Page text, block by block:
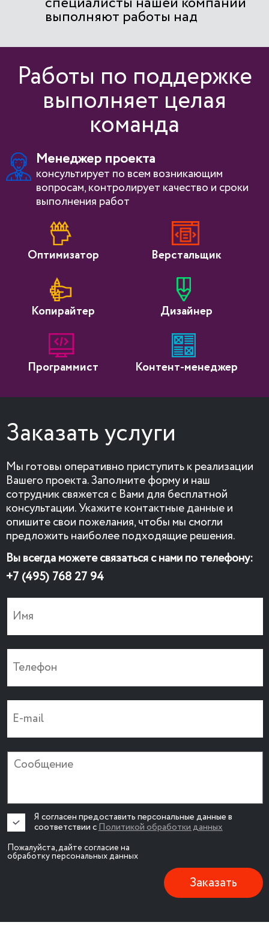
выполняют работы над
проектом, тестируют и сдают
готовую работу
Работы по поддержке
выполняет целая
команда
Менеджер проекта
консультирует по всем возникающим
вопросам, контролирует качество и сроки
выполнения работ
Оптимизатор Верстальщик
Копирайтер Дизайнер
Программист Контент-менеджер
Заказать услуги
Мы готовы оперативно приступить к реализации
Вашего проекта. Заполните форму и наш
сотрудник свяжется с Вами для бесплатной
консультации. Укажите контактные данные и
опишите свои пожелания, чтобы мы смогли
предложить наиболее подходящие решения.
Вы всегда можете связаться с нами по телефону:
+7 (495) 768 27 94
Я согласен предоставить персональные данные в
соответствии сПолитикой обработки данных
Пожалуйста, дайте согласие на
обработку персональных данных
Заказать